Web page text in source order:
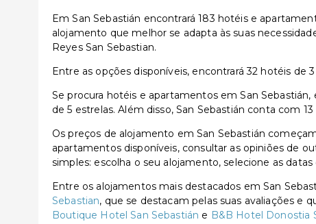
Em San Sebastián encontrará 183 hotéis e
alojamento que melhor se adapta às suas
Reyes San Sebastian.
Entre as opções disponíveis, encontrará 32 hotéis de
Se procura hotéis e apartamentos em San
de 5 estrelas. Além disso, San Sebastián conta com
Os preços de alojamento em San Sebastián
apartamentos disponíveis, consultar as opiniões de
simples: escolha o seu alojamento, selecione as
Entre os alojamentos mais destacados em San
Sebastian, que se destacam pelas suas avaliações e
Boutique Hotel San Sebastián e B&B Hotel Donostia